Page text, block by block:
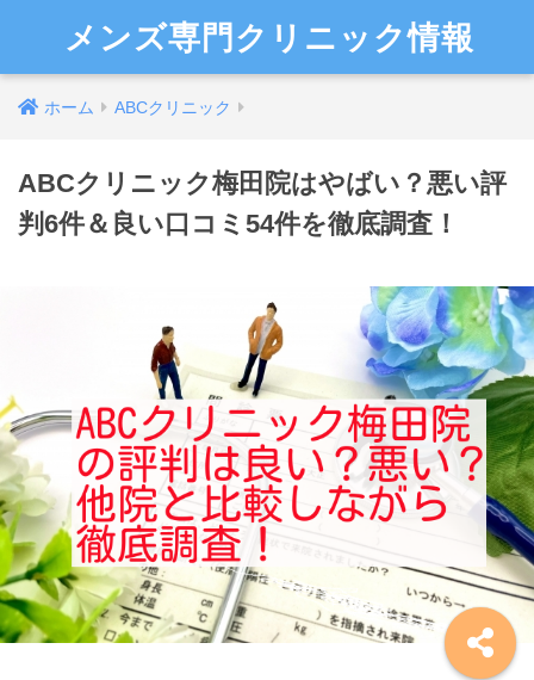
メンズ専門クリニック情報
ホーム ABCクリニック
ABCクリニック梅田院はやばい？悪い評
判6件＆良い口コミ54件を徹底調査！